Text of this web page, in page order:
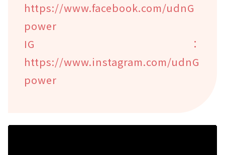
https://www.facebook.com/udnG
power
IG：
https://www.instagram.com/udnG
power